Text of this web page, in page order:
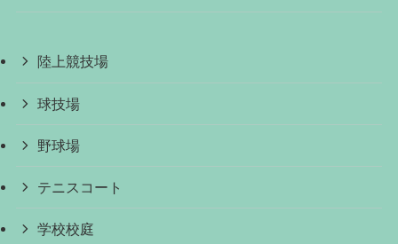
陸上競技場
球技場
野球場
テニスコート
学校校庭